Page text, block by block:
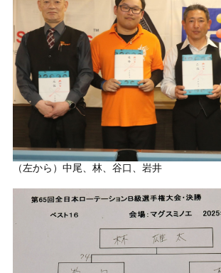
（左から）中尾、林、谷口、岩井